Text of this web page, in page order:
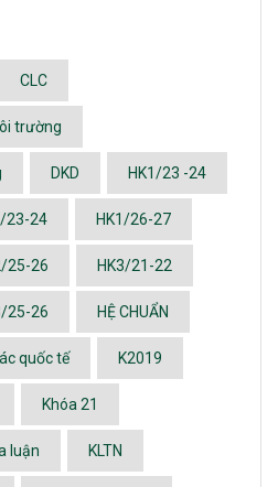
CLC
trường
DKD HK1/23 -24
23-24 HK1/26-27
25-26 HK3/21-22
25-26 HỆ CHUẨN
quốc tế K2019
Khóa 21
luận KLTN